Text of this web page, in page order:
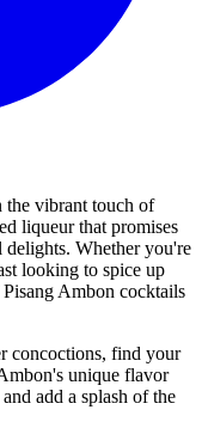
vibrant touch of
liqueur that promises
Whether you're
looking to spice up
Ambon cocktails
concoctions, find your
unique flavor
add a splash of the